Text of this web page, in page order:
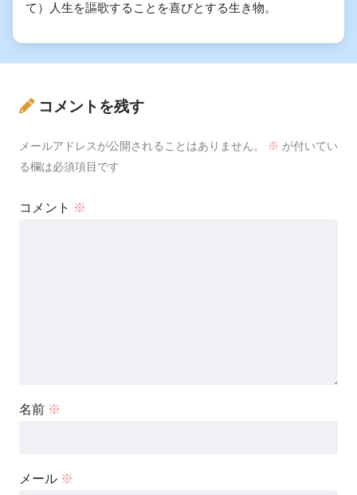
て）人生を謳歌することを喜びとする生き物。
コメントを残す
メールアドレスが公開されることはありません。 ※ が付いてい
る欄は必須項目です
コメント ※
名前 ※
メール ※